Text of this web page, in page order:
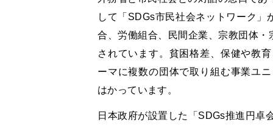
して「SDGs市民社会ネットワーク
合、労働組合、民間企業、宗教団体
されています。貧困格差、保健や教
ーマに複数の団体で取り組む事業ユ
はかっています。
日本政府が設置した「SDGs推進円卓